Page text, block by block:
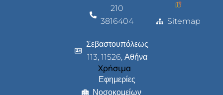
210
3816404
Σεβαστουπόλεως
113, 11526, Αθήνα
Χρήσιμα
Εφημερίες
Νοσοκομείων
Sitemap